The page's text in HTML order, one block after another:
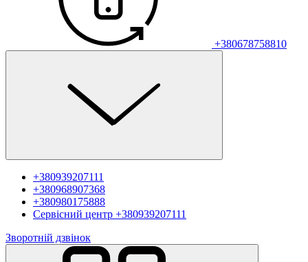
+380678758810
+380939207111
+380968907368
+380980175888
Сервісний центр +380939207111
Зворотній дзвінок